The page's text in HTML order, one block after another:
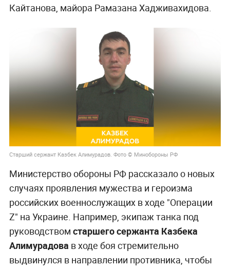
Кайтанова, майора Рамазана Хадживахидова.
Старший сержант Казбек Алимурадов. Фото © Минобороны РФ
Министерство обороны РФ рассказало о новых
случаях проявления мужества и героизма
российских военнослужащих в ходе "Операции
Z" на Украине. Например, экипаж танка под
руководством старшего сержанта Казбека
Алимурадова в ходе боя стремительно
выдвинулся в направлении противника, чтобы